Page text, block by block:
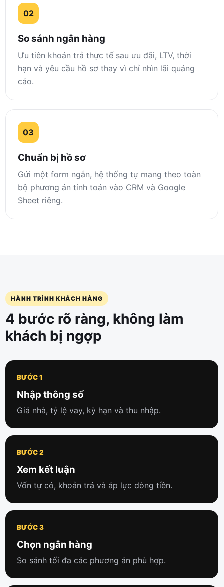
02
So sánh ngân hàng
Ưu tiên khoản trả thực tế sau ưu đãi, LTV, thời
hạn và yêu cầu hồ sơ thay vì chỉ nhìn lãi quảng
cáo.
03
Chuẩn bị hồ sơ
Gửi một form ngắn, hệ thống tự mang theo toàn
bộ phương án tính toán vào CRM và Google
Sheet riêng.
HÀNH TRÌNH KHÁCH HÀNG
4 bước rõ ràng, không làm
khách bị ngợp
BƯỚC 1
Nhập thông số
Giá nhà, tỷ lệ vay, kỳ hạn và thu nhập.
BƯỚC 2
Xem kết luận
Vốn tự có, khoản trả và áp lực dòng tiền.
BƯỚC 3
Chọn ngân hàng
So sánh tối đa các phương án phù hợp.